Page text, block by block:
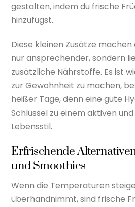
gestalten, indem du frische
hinzufügst.
Diese kleinen Zusätze
nur ansprechender, sondern
zusätzliche Nährstoffe. Es ist
zur Gewohnheit zu machen,
heißer Tage, denn eine gute
Schlüssel zu einem aktiven
Lebensstil.
Erfrischende
und Smoothies
Wenn die Temperaturen
überhandnimmt, sind frische